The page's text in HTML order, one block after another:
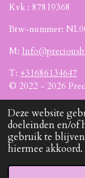
Deze website
doeleinden en/of
gebruik te blijven
hiermee akkoord.
Kvk : 87819368
Btw-nummer:
M:
T: +31686134647
© 2022 - 2026